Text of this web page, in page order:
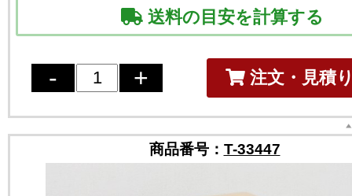
送料の目安を計算する
注文・見積
商品番号： T-33447